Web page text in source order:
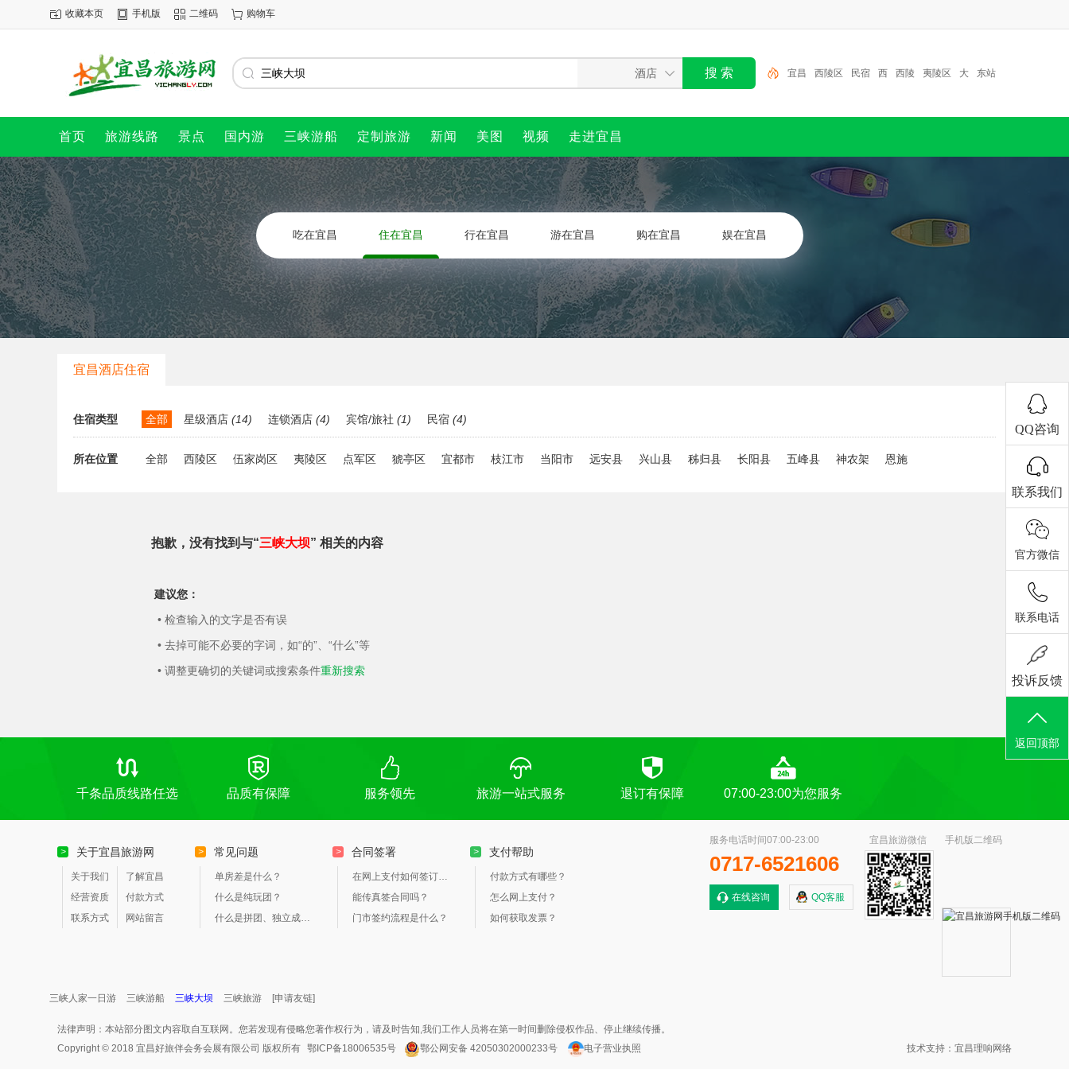
收藏本页 手机版 二维码 购物车
宜昌 西陵区 民宿 西 西陵 夷陵区 大 东站
首页 旅游线路 景点 国内游 三峡游船 定制旅游 新闻 美图 视频 走进宜昌
吃在宜昌 住在宜昌 行在宜昌 游在宜昌 购在宜昌 娱在宜昌
宜昌酒店住宿
住宿类型 全部 星级酒店 (14) 连锁酒店 (4) 宾馆/旅社 (1) 民宿 (4)
所在位置 全部 西陵区 伍家岗区 夷陵区 点军区 猇亭区 宜都市 枝江市 当阳市 远安县 兴山县 秭归县 长阳县 五峰县 神农架 恩施
抱歉，没有找到与“三峡大坝” 相关的内容
建议您：
• 检查输入的文字是否有误
• 去掉可能不必要的字词，如“的”、“什么”等
• 调整更确切的关键词或搜索条件重新搜索
QQ咨询
联系我们
官方微信
联系电话
投诉反馈
返回顶部
千条品质线路任选 品质有保障 服务领先 旅游一站式服务 退订有保障 07:00-23:00为您服务
> 关于宜昌旅游网
关于我们
了解宜昌
经营资质
付款方式
联系方式
网站留言
> 常见问题
单房差是什么？
什么是纯玩团？
什么是拼团、独立成团？
> 合同签署
在网上支付如何签订合同？
能传真签合同吗？
门市签约流程是什么？
> 支付帮助
付款方式有哪些？
怎么网上支付？
如何获取发票？
宜昌旅游微信 手机版二维码
服务电话时间07:00-23:00
0717-6521606
在线咨询 QQ客服
三峡人家一日游 三峡游船 三峡大坝 三峡旅游 [申请友链]
法律声明：本站部分图文内容取自互联网。您若发现有侵略您著作权行为，请及时告知,我们工作人员将在第一时间删除侵权作品、停止继续传播。
技术支持：宜昌理响网络
Copyright © 2018 宜昌好旅伴会务会展有限公司 版权所有 鄂ICP备18006535号 鄂公网安备 42050302000233号 电子营业执照